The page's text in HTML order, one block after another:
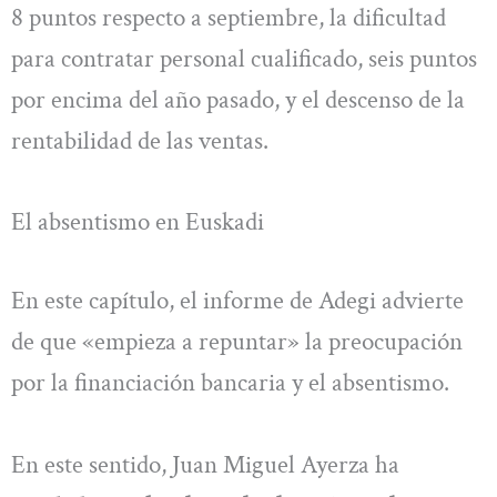
8 puntos respecto a septiembre, la dificultad
para contratar personal cualificado, seis puntos
por encima del año pasado, y el descenso de la
rentabilidad de las ventas.
El absentismo en Euskadi
En este capítulo, el informe de Adegi advierte
de que «empieza a repuntar» la preocupación
por la financiación bancaria y el absentismo.
En este sentido, Juan Miguel Ayerza ha